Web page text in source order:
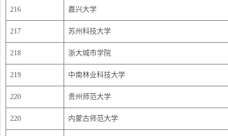
216 嘉兴大学
217 苏州科技大学
218 浙大城市学院
219 中南林业科技大学
220 贵州师范大学
220 内蒙古师范大学